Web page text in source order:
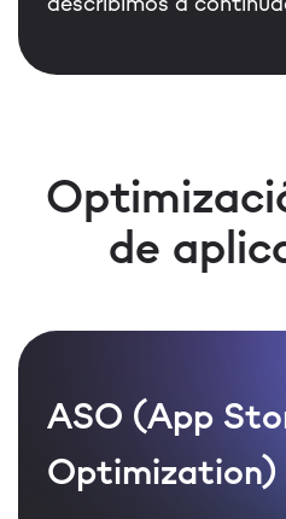
de
ASO (App
Optimization)